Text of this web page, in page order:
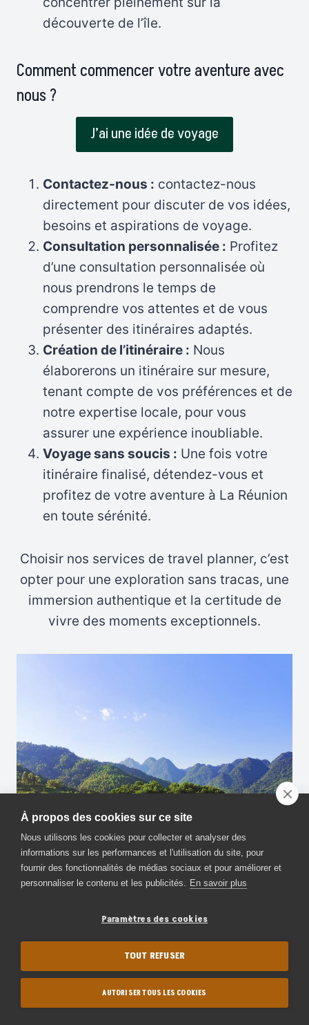
découverte de l’île.
Comment commencer votre aventure avec
nous ?
J’ai une idée de voyage
Contactez-nous : contactez-nous
directement pour discuter de vos idées,
besoins et aspirations de voyage.
Consultation personnalisée : Profitez
d’une consultation personnalisée où
nous prendrons le temps de
comprendre vos attentes et de vous
présenter des itinéraires adaptés.
Création de l’itinéraire : Nous
élaborerons un itinéraire sur mesure,
tenant compte de vos préférences et de
notre expertise locale, pour vous
assurer une expérience inoubliable.
Voyage sans soucis : Une fois votre
itinéraire finalisé, détendez-vous et
profitez de votre aventure à La Réunion
en toute sérénité.
Choisir nos services de travel planner, c’est
opter pour une exploration sans tracas, une
immersion authentique et la certitude de
vivre des moments exceptionnels.
On voyage ?
Je souhaite planifier mon voyage
À propos des cookies sur ce site
Nous utilisons les cookies pour collecter et analyser des
informations sur les performances et l'utilisation du site, pour
fournir des fonctionnalités de médias sociaux et pour améliorer et
personnaliser le contenu et les publicités. En savoir plus
Paramètres des cookies
TOUT REFUSER
AUTORISER TOUS LES COOKIES